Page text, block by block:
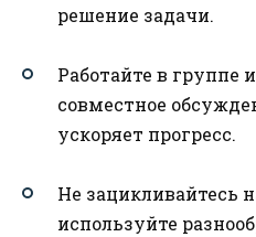
решение задачи.
Работайте в группе
совместное
ускоряет прогресс.
Не зацикливайтесь
используйте